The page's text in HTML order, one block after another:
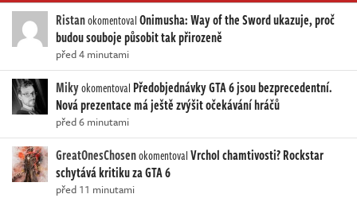
RistanokomentovalOnimusha: Way of the Sword ukazuje, proč
budou souboje působit tak přirozeně
před 4 minutami
Mikyokomentoval Předobjednávky GTA 6 jsou bezprecedentní.
Nová prezentace má ještě zvýšit očekávání hráčů
před 6 minutami
GreatOnesChosenokomentovalVrchol chamtivosti? Rockstar
schytává kritiku za GTA 6
před 11 minutami